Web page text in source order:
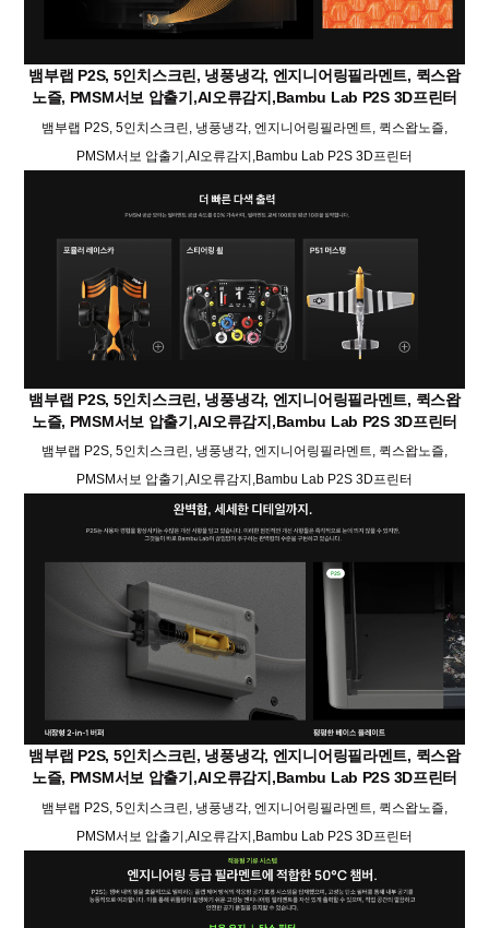
뱀부랩 P2S, 5인치스크린, 냉풍냉각, 엔지니어링필라멘트, 퀵스왑
노즐, PMSM서보 압출기,AI오류감지,Bambu Lab P2S 3D프린터
뱀부랩 P2S, 5인치스크린, 냉풍냉각, 엔지니어링필라멘트, 퀵스왑노즐,
PMSM서보 압출기,AI오류감지,Bambu Lab P2S 3D프린터
뱀부랩 P2S, 5인치스크린, 냉풍냉각, 엔지니어링필라멘트, 퀵스왑
노즐, PMSM서보 압출기,AI오류감지,Bambu Lab P2S 3D프린터
뱀부랩 P2S, 5인치스크린, 냉풍냉각, 엔지니어링필라멘트, 퀵스왑노즐,
PMSM서보 압출기,AI오류감지,Bambu Lab P2S 3D프린터
뱀부랩 P2S, 5인치스크린, 냉풍냉각, 엔지니어링필라멘트, 퀵스왑
노즐, PMSM서보 압출기,AI오류감지,Bambu Lab P2S 3D프린터
뱀부랩 P2S, 5인치스크린, 냉풍냉각, 엔지니어링필라멘트, 퀵스왑노즐,
PMSM서보 압출기,AI오류감지,Bambu Lab P2S 3D프린터